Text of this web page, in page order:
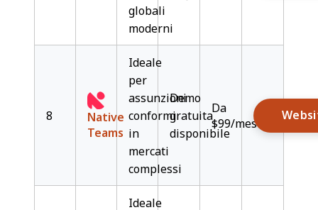
globali
moderni
8
Native
Teams
Ideale
per
assunzioni
conformi
in
mercati
complessi
Demo
gratuita
disponibile
Da
$99/mese/
Ideale